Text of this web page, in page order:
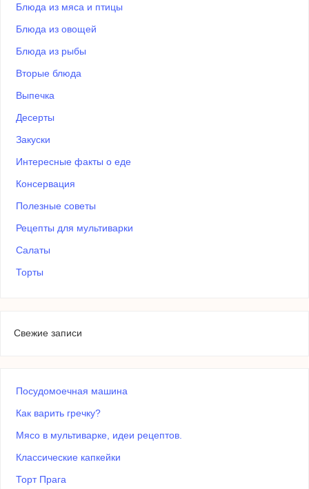
Блюда из мяса и птицы
Блюда из овощей
Блюда из рыбы
Вторые блюда
Выпечка
Десерты
Закуски
Интересные факты о еде
Консервация
Полезные советы
Рецепты для мультиварки
Салаты
Торты
Свежие записи
Посудомоечная машина
Как варить гречку?
Мясо в мультиварке, идеи рецептов.
Классические капкейки
Торт Прага